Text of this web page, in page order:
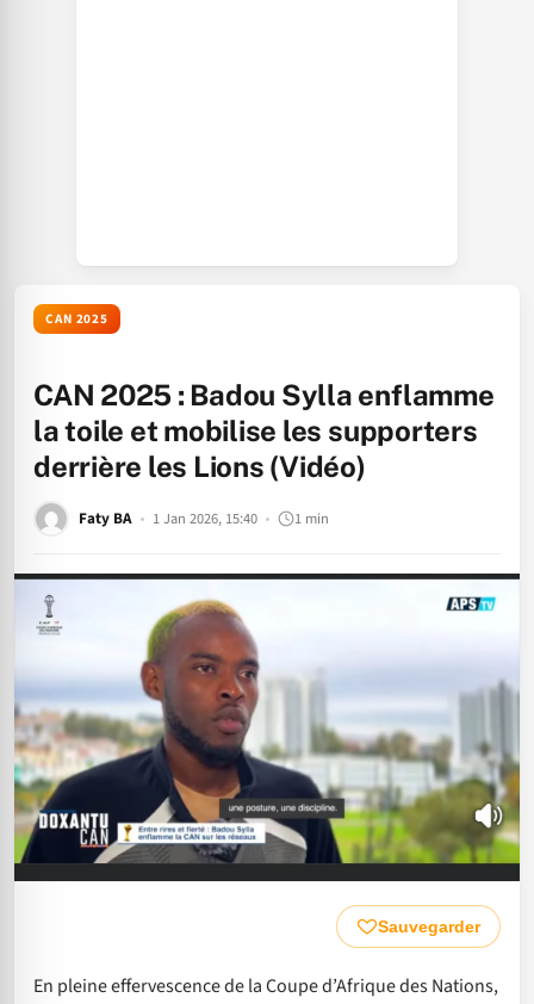
CAN 2025
CAN 2025 : Badou Sylla enflamme
la toile et mobilise les supporters
derrière les Lions (Vidéo)
Faty BA 1 Jan 2026, 15:40 1 min
Sauvegarder
En pleine effervescence de la Coupe d’Afrique des Nations,